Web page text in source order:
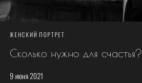
ЖЕНСКИЙ ПОРТРЕТ
Сколько нужно для счастья?
9 июня 2021